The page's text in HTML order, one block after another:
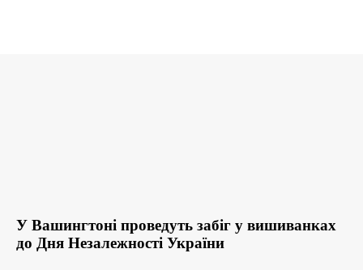
У Вашингтоні проведуть забіг у вишиванках
до Дня Незалежності України